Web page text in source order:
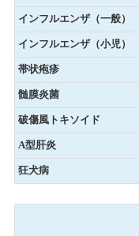
インフルエンザ（一般）
インフルエンザ（小児）
帯状疱疹
髄膜炎菌
破傷風トキソイド
A型肝炎
狂犬病